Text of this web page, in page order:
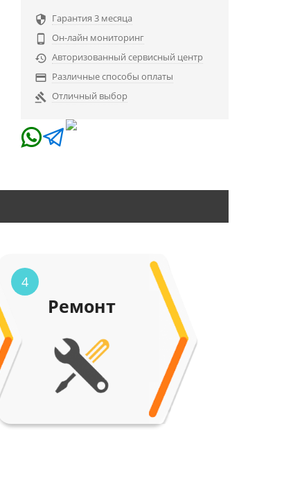
 Гарантия 3 месяца

Он-лайн мониторинг
 Авторизованный сервисный центр
 Различные способы оплаты
 Отличный выбор
4
Ремонт